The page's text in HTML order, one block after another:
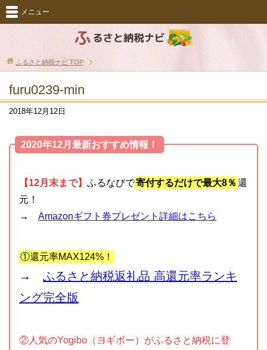
メニュー
ふるさと納税ナビ TOP
furu0239-min
2018年12月12日
2020年12月最新おすすめ情報！
【12月末まで】 ふるなびで寄付するだけで最大8％ 還
元！
→ Amazonギフト券プレゼント詳細はこちら
①還元率MAX124%！
→ ふるさと納税返礼品 高還元率ランキ
ング完全版
②人気のYogibo（ヨギボー）がふるさと納税に登